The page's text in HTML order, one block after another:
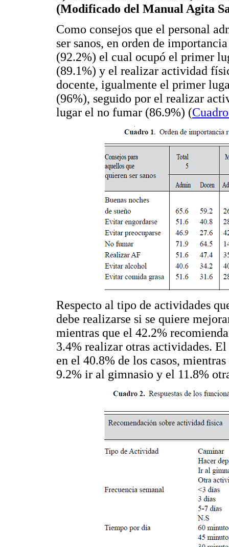
(Modificado del Manual Agita
Como consejos que el personal
ser sanos, en orden de
(92.2%) el cual ocupó el primer
(89.1%) y el realizar actividad
docente, igualmente el primer
(96%), seguido por el realizar
lugar el no fumar (86.9%) (
Respecto al tipo de actividades
debe realizarse si se quiere
mientras que el 42.2%
3.4% realizar otras actividades.
en el 40.8% de los casos,
9.2% ir al gimnasio y el 11.8%